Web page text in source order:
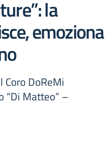
la
emoziona
Coro DoReMi
“Di Matteo” –